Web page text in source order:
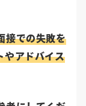
接での失敗を
やアドバイス